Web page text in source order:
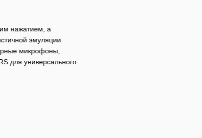
нажатием, а
эмуляции
микрофоны,
для универсального